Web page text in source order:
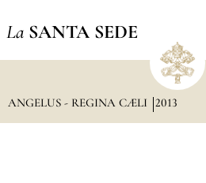
La SANTA SEDE
ANGELUS - REGINA CÆLI 2013